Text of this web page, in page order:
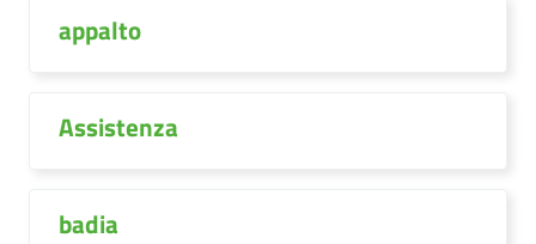
appalto
Assistenza
badia